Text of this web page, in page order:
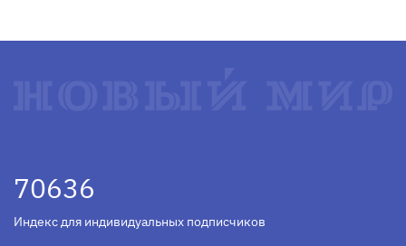
70636
Индекс для индивидуальных подписчиков